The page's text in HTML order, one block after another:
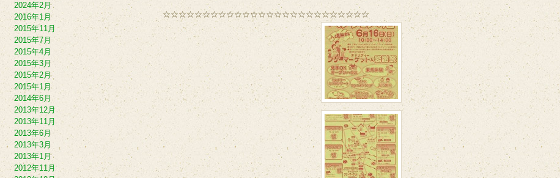
☆☆☆☆☆☆☆☆☆☆☆☆☆☆☆☆☆☆☆☆☆☆☆☆☆☆
2024年2月
2016年1月
2015年11月
2015年7月
2015年4月
2015年3月
2015年2月
2015年1月
2014年6月
2013年12月
2013年11月
2013年6月
2013年3月
2013年1月
2012年11月